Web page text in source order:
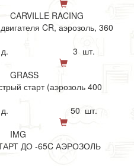
CARVILLE RACING
CR, аэрозоль, 360
3 шт.
GRASS
старт (аэрозоль 400
50 шт.
IMG
ДО -65C АЭРОЗОЛЬ